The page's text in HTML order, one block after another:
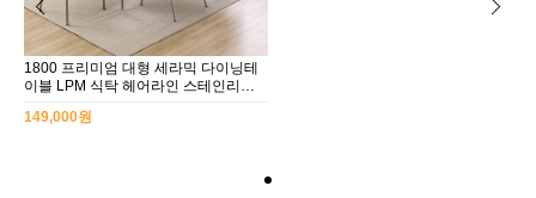
1800 프리미엄 대형 세라믹 다이닝테
이블 LPM 식탁 헤어라인 스테인리스
149,000원